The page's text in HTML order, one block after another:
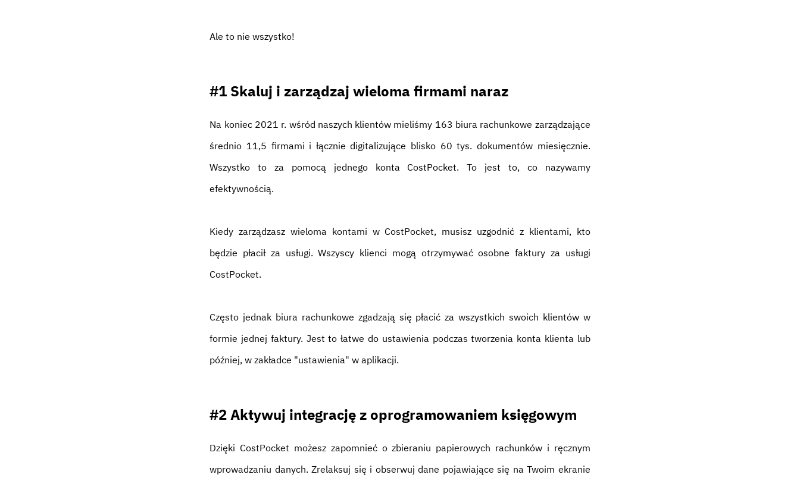
Ale to nie wszystko!
#1 Skaluj i zarządzaj wieloma firmami naraz
Na koniec 2021 r. wśród naszych klientów mieliśmy 163 biura rachunkowe zarządzające
średnio 11,5 firmami i łącznie digitalizujące blisko 60 tys. dokumentów miesięcznie.
Wszystko to za pomocą jednego konta CostPocket. To jest to, co nazywamy
efektywnością.
Kiedy zarządzasz wieloma kontami w CostPocket, musisz uzgodnić z klientami, kto
będzie płacił za usługi. Wszyscy klienci mogą otrzymywać osobne faktury za usługi
CostPocket.
Często jednak biura rachunkowe zgadzają się płacić za wszystkich swoich klientów w
formie jednej faktury. Jest to łatwe do ustawienia podczas tworzenia konta klienta lub
później, w zakładce "ustawienia" w aplikacji.
#2 Aktywuj integrację z oprogramowaniem księgowym
Dzięki CostPocket możesz zapomnieć o zbieraniu papierowych rachunków i ręcznym
wprowadzaniu danych. Zrelaksuj się i obserwuj dane pojawiające się na Twoim ekranie